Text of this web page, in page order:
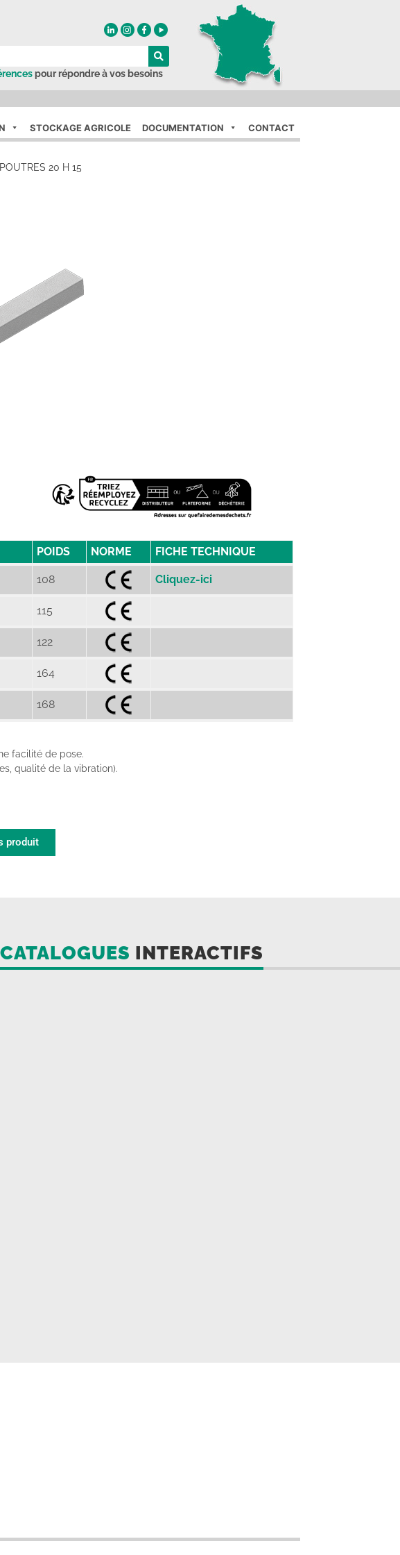
pour répondre à vos besoins
STOCKAGE AGRICOLE DOCUMENTATION CONTACT
POUTRES 20 H 15
POIDS NORME FICHE TECHNIQUE
108 Cliquez-ici
115
122
164
168
facilité de pose.
qualité de la vibration).
produit
CATALOGUES INTERACTIFS